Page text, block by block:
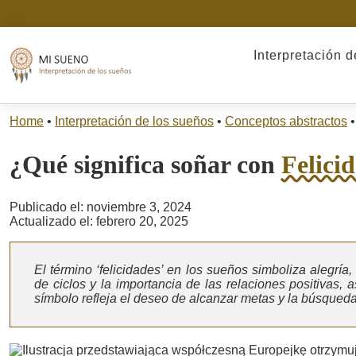
Interpretación
Home • Interpretación de los sueños • Conceptos abstractos •
¿Qué significa soñar con
Publicado el: noviembre 3, 2024
Actualizado el: febrero 20, 2025
El término ‘felicidades’ en los sueños simboliza
de ciclos y la importancia de las relaciones positivas,
símbolo refleja el deseo de alcanzar metas y la